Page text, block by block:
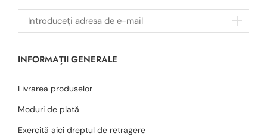
INFORMAȚII GENERALE
Livrarea produselor
Moduri de plată
Exercită aici dreptul de retragere